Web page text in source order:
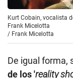
Kurt Cobain, vocalista
Frank Micelotta
/ Frank Micelotta
De igual forma,
de los 'reality